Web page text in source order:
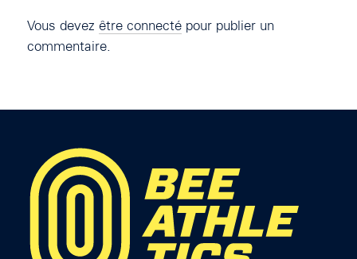
Vous devez être connectépour publier un
commentaire.